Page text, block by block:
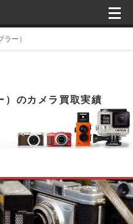
ー）
のカメラ買取実績